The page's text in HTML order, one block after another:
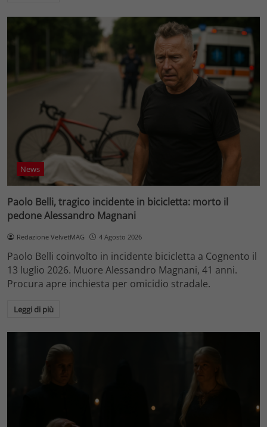
News
Paolo Belli, tragico incidente in bicicletta: morto il
pedone Alessandro Magnani
Redazione VelvetMAG 4 Agosto 2026
Paolo Belli coinvolto in incidente bicicletta a Cognento il
13 luglio 2026. Muore Alessandro Magnani, 41 anni.
Procura apre inchiesta per omicidio stradale.
Leggi di più